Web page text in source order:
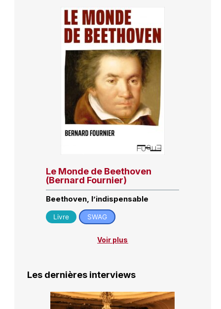
Le Monde de Beethoven
(Bernard Fournier)
Beethoven, l’indispensable
Livre SWAG
Voir plus
Les dernières interviews